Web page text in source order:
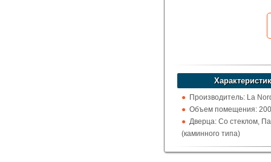
Производитель: La
Объем помещения: 200
Дверца: Со стеклом,
(каминного типа)
Поверхность: Варочная